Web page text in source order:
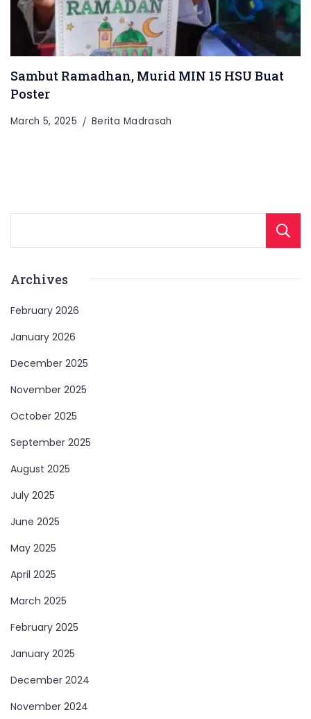
Sambut Ramadhan, Murid MIN 15 HSU Buat
Poster
March 5, 2025 Berita Madrasah
Archives
February 2026
January 2026
December 2025
November 2025
October 2025
September 2025
August 2025
July 2025
June 2025
May 2025
April 2025
March 2025
February 2025
January 2025
December 2024
November 2024